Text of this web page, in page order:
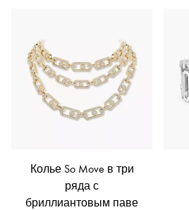
Колье So Move в три
ряда с
бриллиантовым паве